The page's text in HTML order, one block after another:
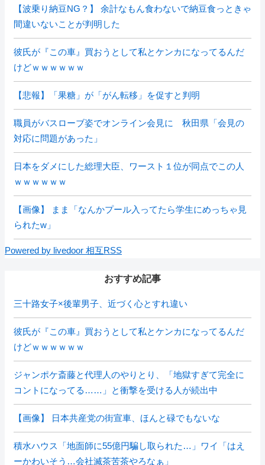
【波乗り納豆NG？】 余計なもん食わないで納豆食っときゃ
間違いないことが判明した
彼氏が『この車』買おうとして私とケンカになってるんだ
けどｗｗｗｗｗｗ
【悲報】「果糖」が「がん転移」を促すと判明
職員がバスローブ姿でオンライン会見に 秋田県「会見の
対応に問題があった」
日本をダメにした総理大臣、ワースト１位が同点でこの人
ｗｗｗｗｗｗ
【画像】 まま「なんかプール入ってたら学生にめっちゃ見
られたw」
Powered by livedoor 相互RSS
おすすめ記事
三十路女子×後輩男子、近づく心とすれ違い
彼氏が『この車』買おうとして私とケンカになってるんだ
けどｗｗｗｗｗｗ
ジャンポケ斎藤と代理人のやりとり、「地獄すぎて完全に
コントになってる……」と衝撃を受ける人が続出中
【画像】 日本共産党の街宣車、ほんと碌でもないな
積水ハウス「地面師に55億円騙し取られた…」ワイ「はえ
ーかわいそう…会社滅茶苦茶やろなぁ」